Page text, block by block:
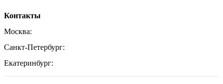
Контакты
Москва:
Санкт-Петербург:
Екатеринбург: